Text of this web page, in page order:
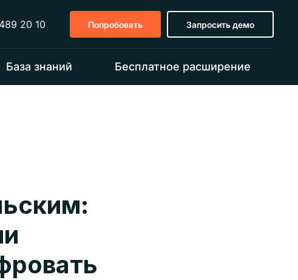
20 10 Попробовать Запросить демо
База знаний Бесплатное расширение